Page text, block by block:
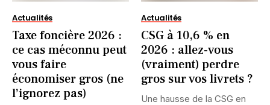
Actualités
Taxe foncière 2026 :
ce cas méconnu peut
vous faire
économiser gros (ne
l’ignorez pas)
Actualités
CSG à 10,6 % en
2026 : allez-vous
(vraiment) perdre
gros sur vos livrets ?
Une hausse de la CSG en